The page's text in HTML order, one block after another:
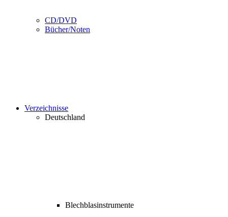
CD/DVD
Bücher/Noten
Verzeichnisse
Deutschland
Blechblasinstrumente